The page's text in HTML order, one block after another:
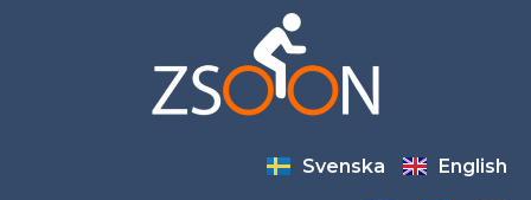
Svenska English